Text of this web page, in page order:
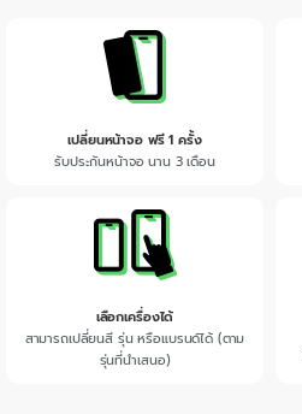
เปลี่ยนหน้าจอ ฟรี 1 ครั้ง
รับประกันหน้าจอ นาน 3 เดือน
เลือกเครื่องได้
สามารถเปลี่ยนสี รุ่น หรือแบรนด์ได้ (ตาม
รุ่นที่นำเสนอ)